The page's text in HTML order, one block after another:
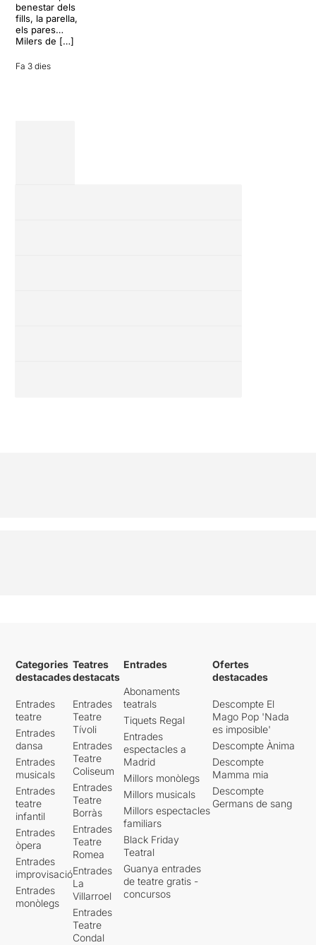
benestar dels
fills, la parella,
els pares…
Milers de […]
Fa 3 dies
Categories
destacades
Entrades
teatre
Entrades
dansa
Entrades
musicals
Entrades
teatre
infantil
Entrades
òpera
Entrades
improvisació
Entrades
monòlegs
Teatres
destacats
Entrades
Teatre
Tívoli
Entrades
Teatre
Coliseum
Entrades
Teatre
Borràs
Entrades
Teatre
Romea
Entrades
La
Villarroel
Entrades
Teatre
Condal
Entrades
Abonaments
teatrals
Tiquets Regal
Entrades
espectacles a
Madrid
Millors monòlegs
Millors musicals
Millors espectacles
familiars
Black Friday
Teatral
Guanya entrades
de teatre gratis -
concursos
Ofertes
destacades
Descompte El
Mago Pop 'Nada
es imposible'
Descompte Ànima
Descompte
Mamma mia
Descompte
Germans de sang